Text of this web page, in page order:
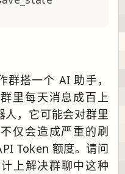
群搭一个 AI 助手，
里每天消息成百上
人，它可能会对群里
仅会造成严重的刷
Token 额度。请问
上解决群聊中这种